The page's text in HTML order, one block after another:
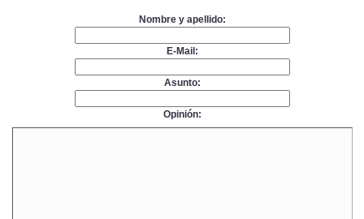
Nombre y apellido:
E-Mail:
Asunto:
Opinión: